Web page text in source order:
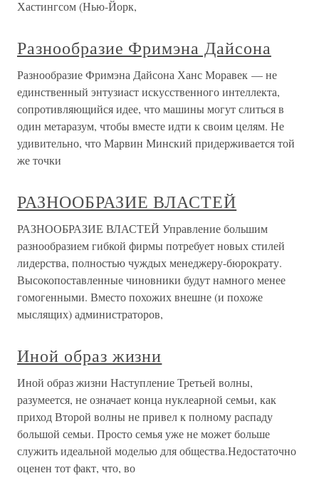
Хастингсом (Нью-Йорк,
Разнообразие Фримэна Дайсона
Разнообразие Фримэна Дайсона Ханс Моравек — не
единственный энтузиаст искусственного интеллекта,
сопротивляющийся идее, что машины могут слиться в
один метаразум, чтобы вместе идти к своим целям. Не
удивительно, что Марвин Минский придерживается той
же точки
РАЗНООБРАЗИЕ ВЛАСТЕЙ
РАЗНООБРАЗИЕ ВЛАСТЕЙ Управление большим
разнообразием гибкой фирмы потребует новых стилей
лидерства, полностью чуждых менеджеру-бюрократу.
Высокопоставленные чиновники будут намного менее
гомогенными. Вместо похожих внешне (и похоже
мыслящих) администраторов,
Иной образ жизни
Иной образ жизни Наступление Третьей волны,
разумеется, не означает конца нуклеарной семьи, как
приход Второй волны не привел к полному распаду
большой семьи. Просто семья уже не может больше
служить идеальной моделью для общества.Недостаточно
оценен тот факт, что, во